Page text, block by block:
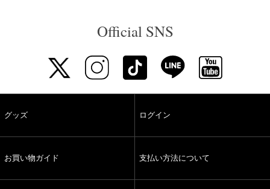
Official SNS
グッズ ログイン
お買い物ガイド 支払い方法について